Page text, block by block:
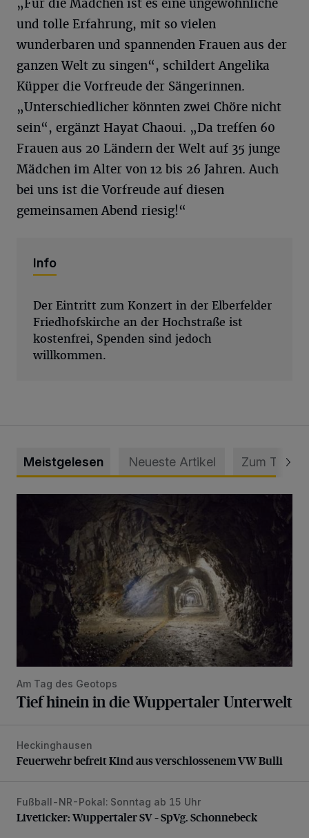
„Für die Mädchen ist es eine ungewöhnliche
und tolle Erfahrung, mit so vielen
wunderbaren und spannenden Frauen aus der
ganzen Welt zu singen“, schildert Angelika
Küpper die Vorfreude der Sängerinnen.
„Unterschiedlicher könnten zwei Chöre nicht
sein“, ergänzt Hayat Chaoui. „Da treffen 60
Frauen aus 20 Ländern der Welt auf 35 junge
Mädchen im Alter von 12 bis 26 Jahren. Auch
bei uns ist die Vorfreude auf diesen
gemeinsamen Abend riesig!“
Info
Der Eintritt zum Konzert in der Elberfelder
Friedhofskirche an der Hochstraße ist
kostenfrei, Spenden sind jedoch
willkommen.
Meistgelesen Neueste Artikel Zum Thema
Am Tag des Geotops
Tief hinein in die Wuppertaler Unterwelt
Feuerwehr befreit Kind aus verschlossenem VW Bulli
Heckinghausen
Feuerwehr befreit Kind aus verschlossenem VW Bulli
Liveticker: Wuppertaler SV – SpVg. Schonnebeck
Fußball-NR-Pokal: Sonntag ab 15 Uhr
Liveticker: Wuppertaler SV – SpVg. Schonnebeck